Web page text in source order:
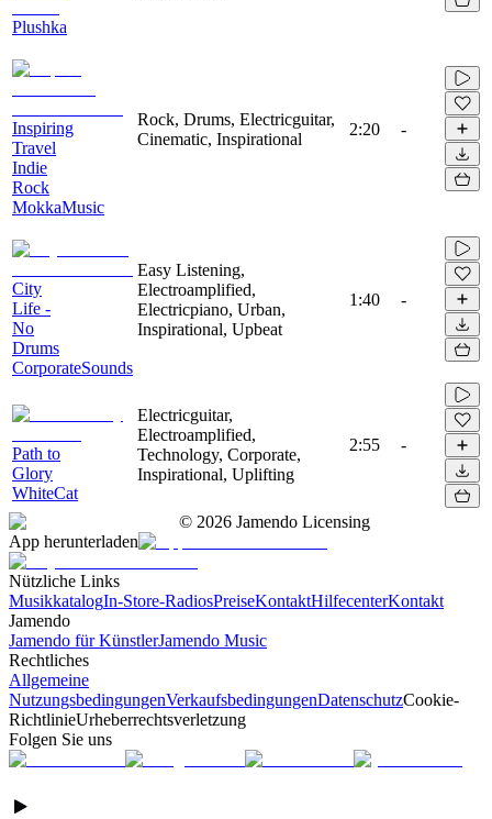
Plushka
Inspiring
Travel
Indie
Rock
MokkaMusic
Rock, Drums, Electricguitar,
Cinematic, Inspirational
2:20 -
City
Life -
No
Drums
CorporateSounds
Easy Listening,
Electroamplified,
Electricpiano, Urban,
Inspirational, Upbeat
1:40 -
Path to
Glory
WhiteCat
Electricguitar,
Electroamplified,
Technology, Corporate,
Inspirational, Uplifting
2:55 -
© 2026 Jamendo Licensing
App herunterladen
Nützliche Links
MusikkatalogIn-Store-RadiosPreiseKontaktHilfecenterKontakt
Jamendo
Jamendo für KünstlerJamendo Music
Rechtliches
Allgemeine
NutzungsbedingungenVerkaufsbedingungenDatenschutzCookie-
RichtlinieUrheberrechtsverletzung
Folgen Sie uns